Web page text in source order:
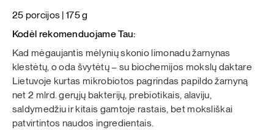
25 porcijos | 175 g
Kodėl rekomenduojame Tau:
Kad mėgaujantis mėlynių skonio limonadu žarnynas
klestėtų, o oda švytėtų – su biochemijos mokslų daktare
Lietuvoje kurtas mikrobiotos pagrindas papildo žarnyną
net 2 mlrd. gerųjų bakterijų, prebiotikais, alaviju,
saldymedžiu ir kitais gamtoje rastais, bet moksliškai
patvirtintos naudos ingredientais.